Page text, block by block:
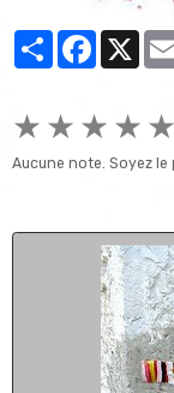
PartagerFacebook
★ ★ ★ ★ ★
Aucune note. Soyez